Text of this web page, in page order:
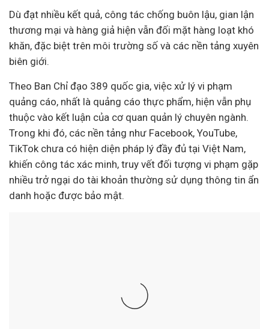
Dù đạt nhiều kết quả, công tác chống buôn lậu, gian lận
thương mại và hàng giả hiện vẫn đối mặt hàng loạt khó
khăn, đặc biệt trên môi trường số và các nền tảng xuyên
biên giới.
Theo Ban Chỉ đạo 389 quốc gia, việc xử lý vi phạm
quảng cáo, nhất là quảng cáo thực phẩm, hiện vẫn phụ
thuộc vào kết luận của cơ quan quản lý chuyên ngành.
Trong khi đó, các nền tảng như Facebook, YouTube,
TikTok chưa có hiện diện pháp lý đầy đủ tại Việt Nam,
khiến công tác xác minh, truy vết đối tượng vi phạm gặp
nhiều trở ngại do tài khoản thường sử dụng thông tin ẩn
danh hoặc được bảo mật.